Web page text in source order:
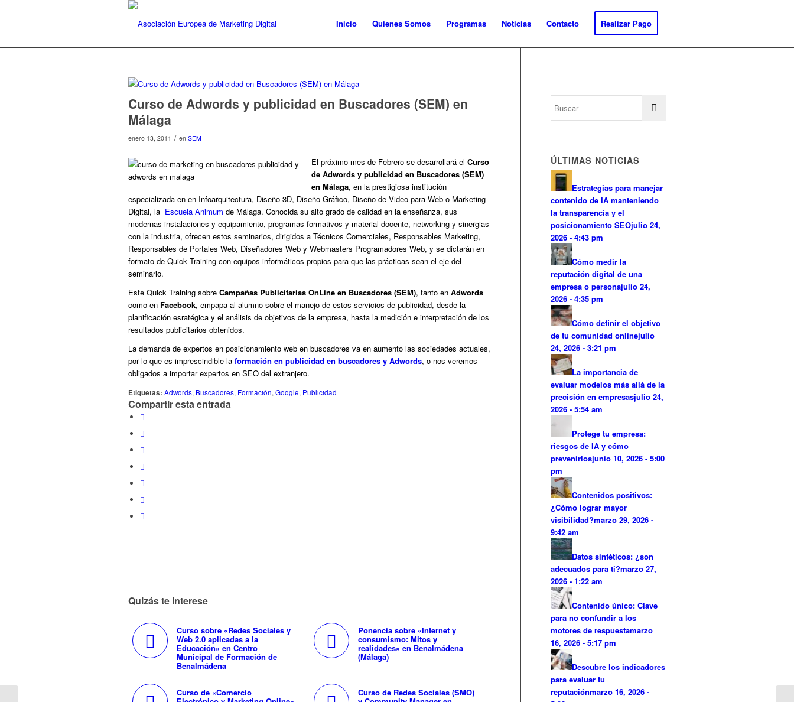
Inicio Quienes Somos Programas Noticias Contacto Realizar Pago
Curso de Adwords y publicidad en Buscadores (SEM) en
Málaga
enero 13, 2011 / en SEM
El próximo mes de Febrero se desarrollará el Curso
de Adwords y publicidad en Buscadores (SEM)
en Málaga, en la prestigiosa institución
especializada en en Infoarquitectura, Diseño 3D, Diseño Gráfico, Diseño de Video para Web o Marketing
Digital, la Escuela Animum de Málaga. Conocida su alto grado de calidad en la enseñanza, sus
modernas instalaciones y equipamiento, programas formativos y material docente, networking y sinergias
con la industria, ofrecen estos seminarios, dirigidos a Técnicos Comerciales, Responsables Marketing,
Responsables de Portales Web, Diseñadores Web y Webmasters Programadores Web, y se dictarán en
formato de Quick Training con equipos informáticos propios para que las prácticas sean el eje del
seminario.
Este Quick Training sobre Campañas Publicitarias OnLine en Buscadores (SEM), tanto en Adwords
como en Facebook, empapa al alumno sobre el manejo de estos servicios de publicidad, desde la
planificación esratégica y el análisis de objetivos de la empresa, hasta la medición e interpretación de los
resultados publicitarios obtenidos.
La demanda de expertos en posicionamiento web en buscadores va en aumento las sociedades actuales,
por lo que es imprescindible la formación en publicidad en buscadores y Adwords, o nos veremos
obligados a importar expertos en SEO del extranjero.
Etiquetas: Adwords, Buscadores, Formación, Google, Publicidad
Compartir esta entrada
Quizás te interese
Curso sobre «Redes Sociales y
Web 2.0 aplicadas a la
Educación» en Centro
Municipal de Formación de
Benalmádena
Ponencia sobre «Internet y
consumismo: Mitos y
realidades» en Benalmádena
(Málaga)
Curso de «Comercio Curso de Redes Sociales (SMO)
ÚLTIMAS NOTICIAS
Estrategias para manejar
contenido de IA manteniendo
la transparencia y el
posicionamiento SEOjulio 24,
2026 - 4:43 pm
Cómo medir la
reputación digital de una
empresa o personajulio 24,
2026 - 4:35 pm
Cómo definir el objetivo
de tu comunidad onlinejulio
24, 2026 - 3:21 pm
La importancia de
evaluar modelos más allá de la
precisión en empresasjulio 24,
2026 - 5:54 am
Protege tu empresa:
riesgos de IA y cómo
prevenirlosjunio 10, 2026 - 5:00
pm
Contenidos positivos:
¿Cómo lograr mayor
visibilidad?marzo 29, 2026 -
9:42 am
Datos sintéticos: ¿son
adecuados para ti?marzo 27,
2026 - 1:22 am
Contenido único: Clave
para no confundir a los
motores de respuestamarzo
16, 2026 - 5:17 pm
Descubre los indicadores
para evaluar tu
reputaciónmarzo 16, 2026 -